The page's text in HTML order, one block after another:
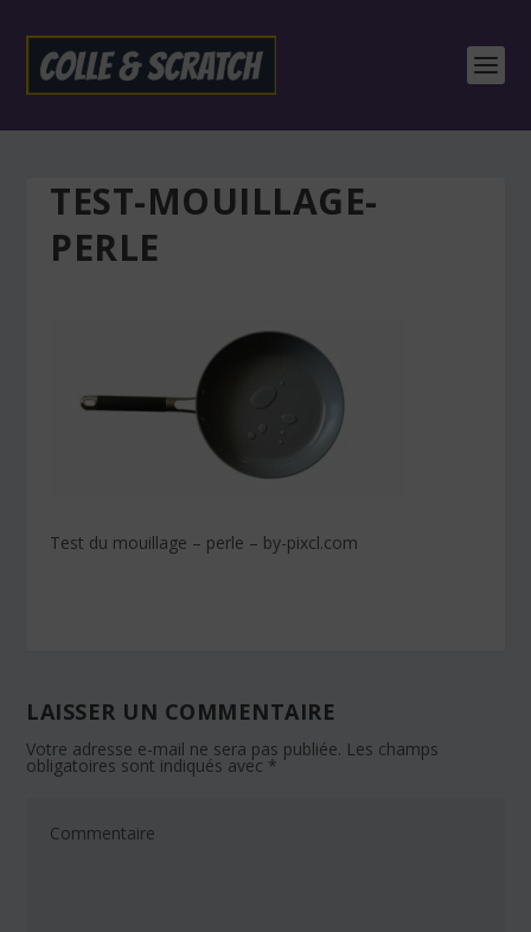
TEST-MOUILLAGE-
PERLE
Test du mouillage – perle – by-pixcl.com
LAISSER UN COMMENTAIRE
Votre adresse e-mail ne sera pas publiée. Les champs
obligatoires sont indiqués avec *